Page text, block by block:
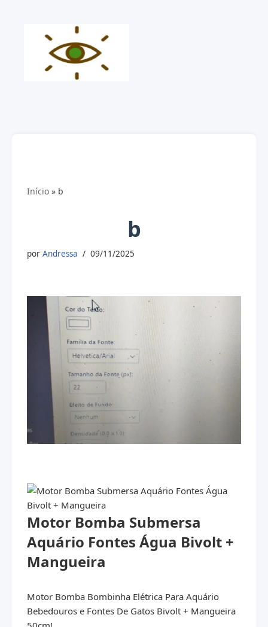
Início » b
b
por Andressa 09/11/2025
Motor Bomba Submersa
Aquário Fontes Água Bivolt +
Mangueira
Motor Bomba Bombinha Elétrica Para Aquário
Bebedouros e Fontes De Gatos Bivolt + Mangueira